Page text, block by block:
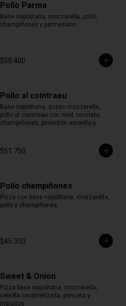
Pollo Parma
Base napolitana, mozzarella, pollo,
champiñones y parmesano.
$50.400
Pollo al cointraeu
Base napolitana, queso mozzarella,
pollo al cointreau con miel, tocineta,
champiñones, pimentón amarillo y
$51.750
Pollo champiñones
Pizza con base napolitana, mozzarella,
pollo y champiñones.
$45.350
Sweet & Onion
Pizza base napolitana, mozzarella,
cebolla caramelizada, panceta y
maicitos